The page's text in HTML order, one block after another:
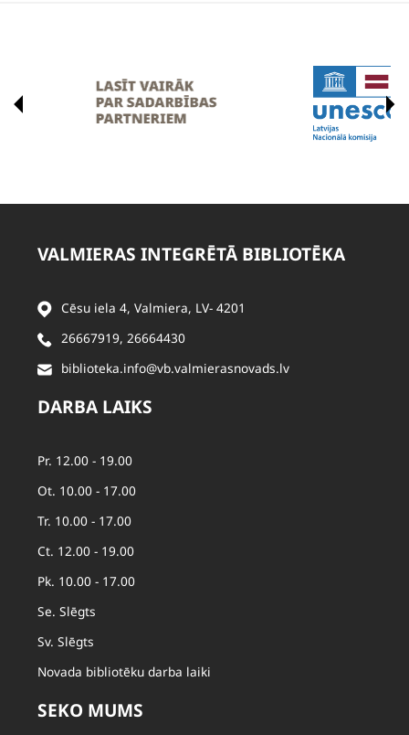
VALMIERAS INTEGRĒTĀ BIBLIOTĒKA
Cēsu iela 4, Valmiera, LV- 4201
26667919, 26664430
biblioteka.info@vb.valmierasnovads.lv
DARBA LAIKS
Pr. 12.00 - 19.00
Ot. 10.00 - 17.00
Tr. 10.00 - 17.00
Ct. 12.00 - 19.00
Pk. 10.00 - 17.00
Se. Slēgts
Sv. Slēgts
Novada bibliotēku darba laiki
SEKO MUMS